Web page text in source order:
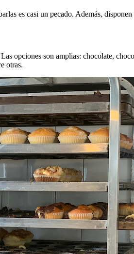
es casi un pecado. Además,
opciones son amplias: chocolate,
otras.